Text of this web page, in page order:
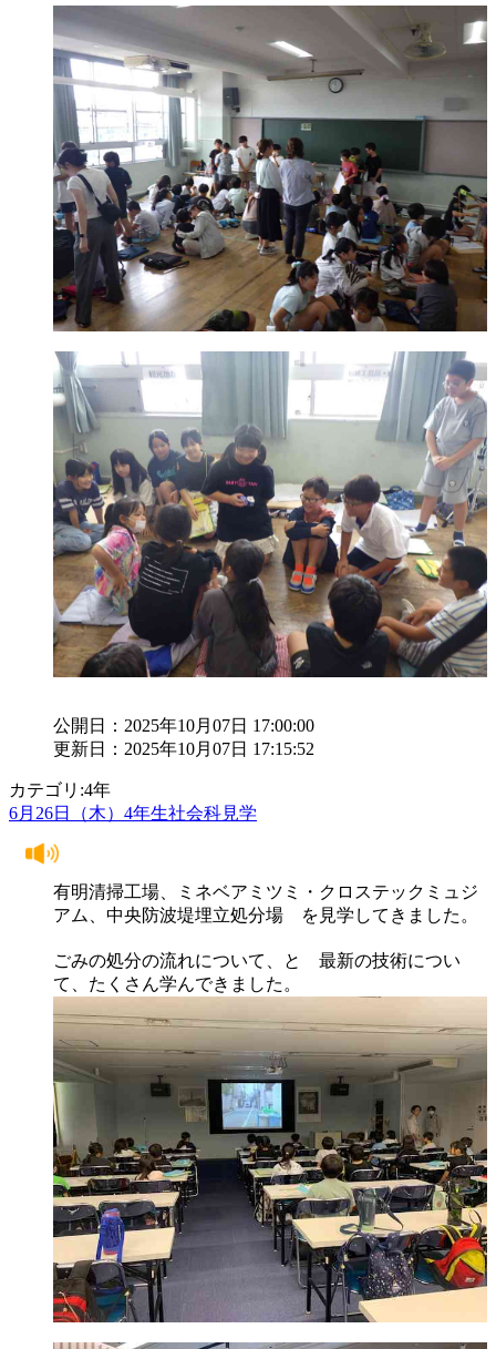
公開日：2025年10月07日 17:00:00
更新日：2025年10月07日 17:15:52
カテゴリ:4年
6月26日（木）4年生社会科見学
有明清掃工場、ミネベアミツミ・クロステックミュジ
アム、中央防波堤埋立処分場 を見学してきました。
ごみの処分の流れについて、と 最新の技術につい
て、たくさん学んできました。